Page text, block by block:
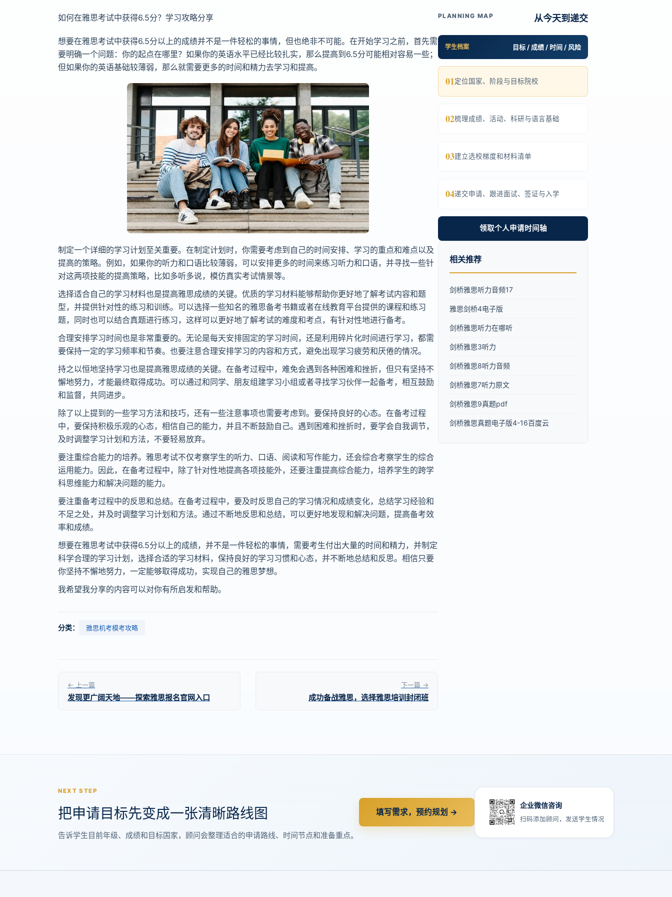
如何在雅思考试中获得6.5分？学习攻略分享
想要在雅思考试中获得6.5分以上的成绩并不是一件轻松的事情，但也绝非不可能。在开始学习之前，首先需
要明确一个问题：你的起点在哪里？如果你的英语水平已经比较扎实，那么提高到6.5分可能相对容易一些；
但如果你的英语基础较薄弱，那么就需要更多的时间和精力去学习和提高。
制定一个详细的学习计划至关重要。在制定计划时，你需要考虑到自己的时间安排、学习的重点和难点以及
提高的策略。例如，如果你的听力和口语比较薄弱，可以安排更多的时间来练习听力和口语，并寻找一些针
对这两项技能的提高策略，比如多听多说，模仿真实考试情景等。
选择适合自己的学习材料也是提高雅思成绩的关键。优质的学习材料能够帮助你更好地了解考试内容和题
型，并提供针对性的练习和训练。可以选择一些知名的雅思备考书籍或者在线教育平台提供的课程和练习
题，同时也可以结合真题进行练习，这样可以更好地了解考试的难度和考点，有针对性地进行备考。
合理安排学习时间也是非常重要的。无论是每天安排固定的学习时间，还是利用碎片化时间进行学习，都需
要保持一定的学习频率和节奏。也要注意合理安排学习的内容和方式，避免出现学习疲劳和厌倦的情况。
持之以恒地坚持学习也是提高雅思成绩的关键。在备考过程中，难免会遇到各种困难和挫折，但只有坚持不
懈地努力，才能最终取得成功。可以通过和同学、朋友组建学习小组或者寻找学习伙伴一起备考，相互鼓励
和监督，共同进步。
除了以上提到的一些学习方法和技巧，还有一些注意事项也需要考虑到。要保持良好的心态。在备考过程
中，要保持积极乐观的心态，相信自己的能力，并且不断鼓励自己。遇到困难和挫折时，要学会自我调节，
及时调整学习计划和方法，不要轻易放弃。
要注重综合能力的培养。雅思考试不仅考察学生的听力、口语、阅读和写作能力，还会综合考察学生的综合
运用能力。因此，在备考过程中，除了针对性地提高各项技能外，还要注重提高综合能力，培养学生的跨学
科思维能力和解决问题的能力。
要注重备考过程中的反思和总结。在备考过程中，要及时反思自己的学习情况和成绩变化，总结学习经验和
不足之处，并及时调整学习计划和方法。通过不断地反思和总结，可以更好地发现和解决问题，提高备考效
率和成绩。
想要在雅思考试中获得6.5分以上的成绩，并不是一件轻松的事情，需要考生付出大量的时间和精力，并制定
科学合理的学习计划，选择合适的学习材料，保持良好的学习习惯和心态，并不断地总结和反思。相信只要
你坚持不懈地努力，一定能够取得成功，实现自己的雅思梦想。
我希望我分享的内容可以对你有所启发和帮助。
分类： 雅思机考模考攻略
← 上一篇
发现更广阔天地——探索雅思报名官网入口
下一篇 →
成功备战雅思，选择雅思培训封闭班
PLANNING MAP 从今天到递交
学生档案 目标 / 成绩 / 时间 / 风险
01定位国家、阶段与目标院校
02梳理成绩、活动、科研与语言基础
03建立选校梯度和材料清单
04递交申请、跟进面试、签证与入学
领取个人申请时间轴
相关推荐
剑桥雅思听力音频17
雅思剑桥4电子版
剑桥雅思听力在哪听
剑桥雅思3听力
剑桥雅思8听力音频
剑桥雅思7听力原文
剑桥雅思9真题pdf
剑桥雅思真题电子版4-16百度云
NEXT STEP
把申请目标先变成一张清晰路线图
告诉学生目前年级、成绩和目标国家，顾问会整理适合的申请路线、时间节点和准备重点。
填写需求，预约规划 →
企业微信咨询
扫码添加顾问，发送学生情况